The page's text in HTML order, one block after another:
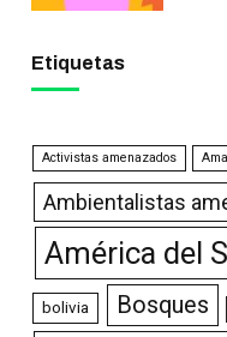
Etiquetas
Activistas amenazados
Ambientalistas
América del
bolivia Bosques